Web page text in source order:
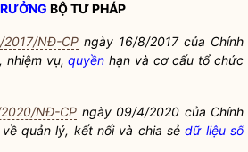
BỘ TƯ PHÁP
NĐ-CP ngày 16/8/2017 của Chính
nhiệm vụ,quyền hạn và cơ cấu tổ chức
NĐ-CP ngày 09/4/2020 của Chính
quản lý, kết nối và chia sẻdữ liệu số